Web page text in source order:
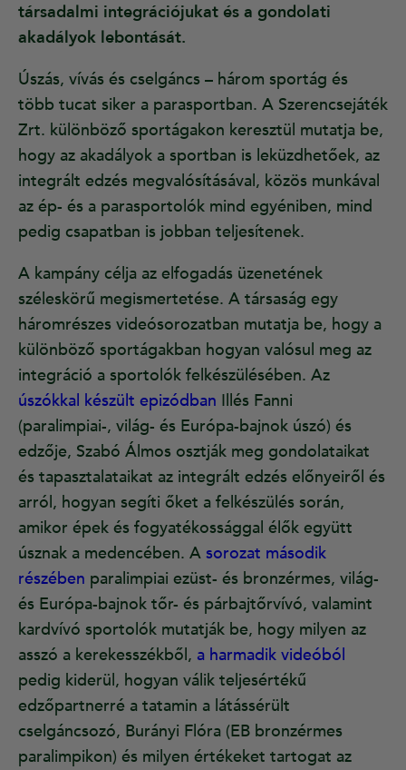
társadalmi integrációjukat és a gondolati
akadályok lebontását.
Úszás, vívás és cselgáncs – három sportág és
több tucat siker a parasportban. A Szerencsejáték
Zrt. különböző sportágakon keresztül mutatja be,
hogy az akadályok a sportban is leküzdhetőek, az
integrált edzés megvalósításával, közös munkával
az ép- és a parasportolók mind egyéniben, mind
pedig csapatban is jobban teljesítenek.
A kampány célja az elfogadás üzenetének
széleskörű megismertetése. A társaság egy
háromrészes videósorozatban mutatja be, hogy a
különböző sportágakban hogyan valósul meg az
integráció a sportolók felkészülésében. Az
úszókkal készült epizódban Illés Fanni
(paralimpiai-, világ- és Európa-bajnok úszó) és
edzője, Szabó Álmos osztják meg gondolataikat
és tapasztalataikat az integrált edzés előnyeiről és
arról, hogyan segíti őket a felkészülés során,
amikor épek és fogyatékossággal élők együtt
úsznak a medencében. A sorozat második
részében paralimpiai ezüst- és bronzérmes, világ-
és Európa-bajnok tőr- és párbajtőrvívó, valamint
kardvívó sportolók mutatják be, hogy milyen az
asszó a kerekesszékből, a harmadik videóból
pedig kiderül, hogyan válik teljesértékű
edzőpartnerré a tatamin a látássérült
cselgáncsozó, Burányi Flóra (EB bronzérmes
paralimpikon) és milyen értékeket tartogat az